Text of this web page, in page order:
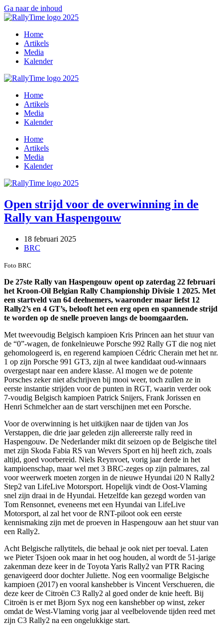
Ga naar de inhoud
Home
Artikels
Media
Kalender
Home
Artikels
Media
Kalender
Home
Artikels
Media
Kalender
Open strijd voor de overwinning in de
Rally van Haspengouw
18 februari 2025
BRC
Foto BRC
De 27ste Rally van Haspengouw opent op zaterdag 22 februari
het Kroon-Oil Belgian Rally Championship Divisie 1 2025. Met
een startveld van 64 deelnemers, waaronder maar liefst 12
Rally2’s en 4 GT’s, belooft het een erg open en spannende strijd
te worden op de snelle proeven langs de boomgaarden.
Met tweevoudig Belgisch kampioen Kris Princen aan het stuur van
de “0”-wagen, de fonkelnieuwe Porsche 992 Rally GT die nog niet
gehomologeerd is, en regerend kampioen Cédric Cherain met het nr.
1 op zijn Porsche 991 GT3, zijn al twee kandidaat oud-winnaars
overgestapt naar een andere klasse. Al mogen we de potente
Porsches zeker niet afschrijven bij mooi weer, toch zullen ze in
eerste instantie strijden voor de punten in RGT, waarin verder ook
7-voudig Belgisch kampioen Patrick Snijers, Frank Jorissen en
Henri Schmelcher aan de start verschijnen met een Porsche.
Voor de overwinning is het uitkijken naar de tijden van Jos
Verstappen, die drie jaar geleden zijn allereerste rally reed in
Haspengouw. De Nederlander mikt dit seizoen op de Belgische titel
met zijn Skoda Fabia RS van Wevers Sport en hij heeft zich, zoals
altijd, goed voorbereid. Niels Reynvoet, vorig jaar derde in het
kampioenschap, maar wel met 3 BRC-zeges op zijn palmares, zal
voor weerwerk moeten zorgen in de nieuwe Hyundai i20 N Rally2
Step2 van LifeLive Motorsport. Hopelijk vindt de Oost-Vlaming
snel zijn draai in de Hyundai. Hetzelfde kan gezegd worden van
Tom Rensonnet, eveneens met een Hyundai van LifeLive
Motorsport, al zal het voor de RNT-piloot ook een eerste
kennismaking zijn met de proeven in Haspengouw aan het stuur van
een Rally2.
Acht Belgische rallytitels, die behaal je ook niet per toeval. Laten
we Pieter Tsjoen ook maar in het oog houden, al wordt de 51-jarige
zakenman deze keer in de Toyota Yaris Rally2 van PTR Racing
genavigeerd door dochter Juliette. Nog een voormalige Belgische
kampioen (2017) en vooral kanshebber is Vincent Verschueren, die
deze keer de Citroën C3 Rally2 al goed onder de knie heeft. Bij
Citroën is er met Bjorn Syx nog een kanshebber op winst, zeker
omdat de West-Vlaming vorig jaar al veelbelovende tijden reed met
zijn C3 Rally2 na een ongelukkige start.